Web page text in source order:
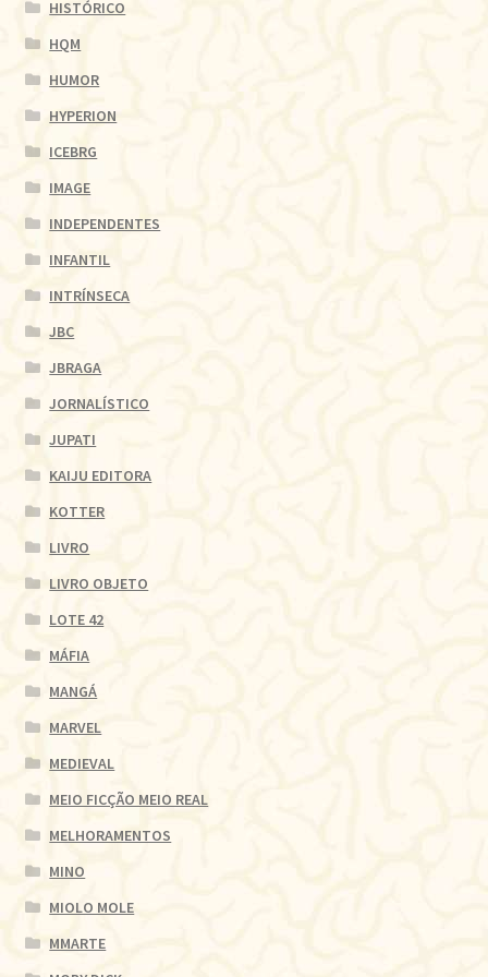
HISTÓRICO
HQM
HUMOR
HYPERION
ICEBRG
IMAGE
INDEPENDENTES
INFANTIL
INTRÍNSECA
JBC
JBRAGA
JORNALÍSTICO
JUPATI
KAIJU EDITORA
KOTTER
LIVRO
LIVRO OBJETO
LOTE 42
MÁFIA
MANGÁ
MARVEL
MEDIEVAL
MEIO FICÇÃO MEIO REAL
MELHORAMENTOS
MINO
MIOLO MOLE
MMARTE